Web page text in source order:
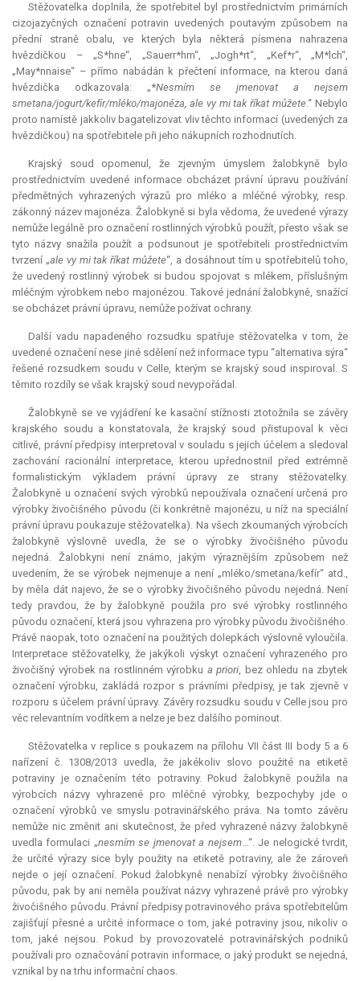
Stěžovatelka doplnila, že spotřebitel byl prostřednictvím primárních
cizojazyčných označení potravin uvedených poutavým způsobem na
přední straně obalu, ve kterých byla některá písmena nahrazena
hvězdičkou – „S*hne“, „Sauerr*hm“, „Jogh*rt“, „Kef*r“, „M*lch“,
„May*nnaise“ – přímo nabádán k přečtení informace, na kterou daná
hvězdička odkazovala: „*Nesmím se jmenovat a nejsem
smetana/jogurt/kefír/mléko/majonéza, ale vy mi tak říkat můžete.“ Nebylo
proto namístě jakkoliv bagatelizovat vliv těchto informací (uvedených za
hvězdičkou) na spotřebitele při jeho nákupních rozhodnutích.
Krajský soud opomenul, že zjevným úmyslem žalobkyně bylo
prostřednictvím uvedené informace obcházet právní úpravu používání
předmětných vyhrazených výrazů pro mléko a mléčné výrobky, resp.
zákonný název majonéza. Žalobkyně si byla vědoma, že uvedené výrazy
nemůže legálně pro označení rostlinných výrobků použít, přesto však se
tyto názvy snažila použít a podsunout je spotřebiteli prostřednictvím
tvrzení „ale vy mi tak říkat můžete“, a dosáhnout tím u spotřebitelů toho,
že uvedený rostlinný výrobek si budou spojovat s mlékem, příslušným
mléčným výrobkem nebo majonézou. Takové jednání žalobkyně, snažící
se obcházet právní úpravu, nemůže požívat ochrany.
Další vadu napadeného rozsudku spatřuje stěžovatelka v tom, že
uvedené označení nese jiné sdělení než informace typu “alternativa sýra“
řešené rozsudkem soudu v Celle, kterým se krajský soud inspiroval. S
těmito rozdíly se však krajský soud nevypořádal.
Žalobkyně se ve vyjádření ke kasační stížnosti ztotožnila se závěry
krajského soudu a konstatovala, že krajský soud přistupoval k věci
citlivě, právní předpisy interpretoval v souladu s jejich účelem a sledoval
zachování racionální interpretace, kterou upřednostnil před extrémně
formalistickým výkladem právní úpravy ze strany stěžovatelky.
Žalobkyně u označení svých výrobků nepoužívala označení určená pro
výrobky živočišného původu (či konkrétně majonézu, u níž na speciální
právní úpravu poukazuje stěžovatelka). Na všech zkoumaných výrobcích
žalobkyně výslovně uvedla, že se o výrobky živočišného původu
nejedná. Žalobkyni není známo, jakým výraznějším způsobem než
uvedením, že se výrobek nejmenuje a není „mléko/smetana/kefír“ atd.,
by měla dát najevo, že se o výrobky živočišného původu nejedná. Není
tedy pravdou, že by žalobkyně použila pro své výrobky rostlinného
původu označení, která jsou vyhrazena pro výrobky původu živočišného.
Právě naopak, toto označení na použitých dolepkách výslovně vyloučila.
Interpretace stěžovatelky, že jakýkoli výskyt označení vyhrazeného pro
živočišný výrobek na rostlinném výrobku a priori, bez ohledu na zbytek
označení výrobku, zakládá rozpor s právními předpisy, je tak zjevně v
rozporu s účelem právní úpravy. Závěry rozsudku soudu v Celle jsou pro
věc relevantním vodítkem a nelze je bez dalšího pominout.
Stěžovatelka v replice s poukazem na přílohu VII část III body 5 a 6
nařízení č. 1308/2013 uvedla, že jakékoliv slovo použité na etiketě
potraviny je označením této potraviny. Pokud žalobkyně použila na
výrobcích názvy vyhrazené pro mléčné výrobky, bezpochyby jde o
označení výrobků ve smyslu potravinářského práva. Na tomto závěru
nemůže nic změnit ani skutečnost, že před vyhrazené názvy žalobkyně
uvedla formulaci „nesmím se jmenovat a nejsem…“. Je nelogické tvrdit,
že určité výrazy sice byly použity na etiketě potraviny, ale že zároveň
nejde o její označení. Pokud žalobkyně nenabízí výrobky živočišného
původu, pak by ani neměla používat názvy vyhrazené právě pro výrobky
živočišného původu. Právní předpisy potravinového práva spotřebitelům
zajišťují přesné a určité informace o tom, jaké potraviny jsou, nikoliv o
tom, jaké nejsou. Pokud by provozovatelé potravinářských podniků
používali pro označování potravin informace, o jaký produkt se nejedná,
vznikal by na trhu informační chaos.